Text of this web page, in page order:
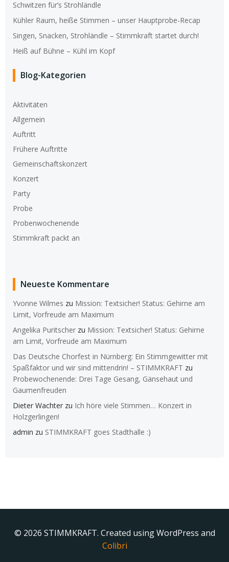
Schwitzen für’s Strohländle
Kühler Raum, heiße Stimmen – unser Hauptprobe-Recap
Singen, Snacken, Strohländle – Stimmkraft startet durch!
Heiß auf Bühne – Kühl im Kopf
Blog-Kategorien
Aktivitäten
Allgemein
Auftritt
Frühere Auftritte
Gemeinschaftskonzert
Konzert
Party
Probe
Probenwochenende
Stimmkraft packt an
Neueste Kommentare
Yvonne Wilmes zu Mission: Textsicher! Status: Gehirne am
Limit, Vorfreude am Maximum
Angelika Puritscher zu Mission: Textsicher! Status: Gehirne
am Limit, Vorfreude am Maximum
Das Deutsche Chorfest in Nürnberg: Ein Stimmgewitter mit
Spaßfaktor und wir sind mittendrin! – STIMMKRAFT zu
Probewochenende: Drei Tage Gesang, Gänsehaut und
Gaumenfreuden
Dieter Wachter zu Ich höre viele Stimmen… Konzert in
Holzgerlingen!
admin zu STIMMKRAFT goes Stadthalle :)
© 2026 STIMMKRAFT. Created using WordPress and
Colibri